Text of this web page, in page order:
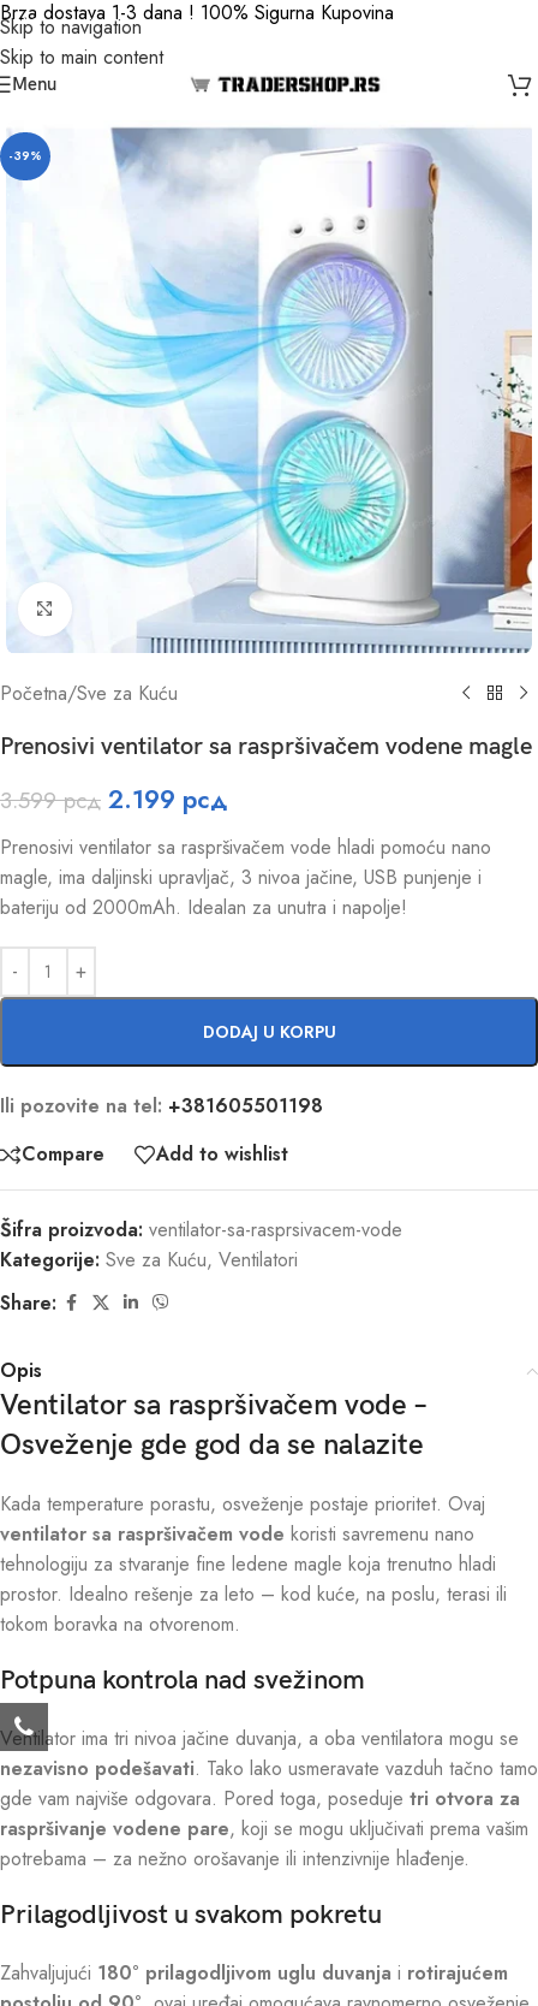
Skip to navigation
Skip to main content
Brza dostava 1-3 dana ! 100% Sigurna Kupovina
Menu
-39%
Click to enlarge
Početna/Sve za Kuću
Prenosivi ventilator sa raspršivačem vodene magle
3.599рсд 2.199 рсд
Prenosivi ventilator sa raspršivačem vode hladi pomoću nano
magle, ima daljinski upravljač, 3 nivoa jačine, USB punjenje i
bateriju od 2000mAh. Idealan za unutra i napolje!
DODAJ U KORPU
Ili pozovite na tel: +381605501198
Compare
Add to wishlist
Šifra proizvoda: ventilator-sa-rasprsivacem-vode
Kategorije: Sve za Kuću, Ventilatori
Share:
Opis
Ventilator sa raspršivačem vode –
Osveženje gde god da se nalazite
Kada temperature porastu, osveženje postaje prioritet. Ovaj
ventilator sa raspršivačem vode koristi savremenu nano
tehnologiju za stvaranje fine ledene magle koja trenutno hladi
prostor. Idealno rešenje za leto – kod kuće, na poslu, terasi ili
tokom boravka na otvorenom.
Potpuna kontrola nad svežinom
Ventilator ima tri nivoa jačine duvanja, a oba ventilatora mogu se
nezavisno podešavati. Tako lako usmeravate vazduh tačno tamo
gde vam najviše odgovara. Pored toga, poseduje tri otvora za
raspršivanje vodene pare, koji se mogu uključivati prema vašim
potrebama – za nežno orošavanje ili intenzivnije hlađenje.
Prilagodljivost u svakom pokretu
Zahvaljujući 180° prilagodljivom uglu duvanja i rotirajućem